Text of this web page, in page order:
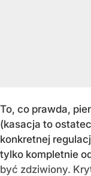
To, co prawda,
(kasacja to
konkretnej
tylko kompletnie
być zdziwiony.